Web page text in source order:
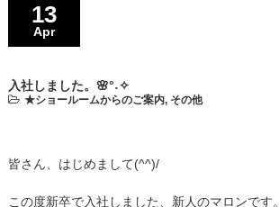
13
Apr
入社しました。🌸°˖✧
★ショールームからのご案内, その他
皆さん、はじめまして(^^)/
この度新卒で入社しました、新人のマロンです。